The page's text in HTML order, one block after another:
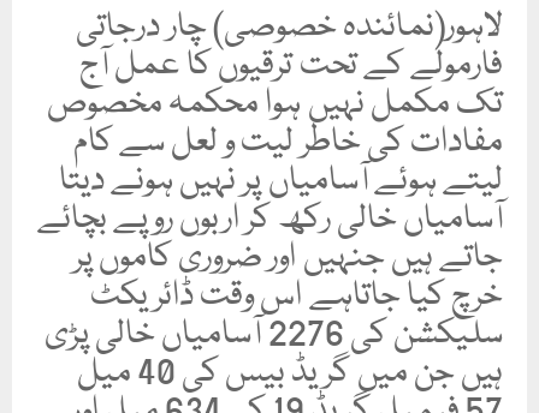
لاہور(نمائندہ خصوصی) چار درجاتی
فارمولے کے تحت ترقیوں کا عمل آج
تک مکمل نہیں ہوا محکمہ مخصوص
مفادات کی خاطر لیت و لعل سے کام
لیتے ہوئے آسامیاں پر نہیں ہونے دیتا
آسامیاں خالی رکھ کر اربوں روپے بچائے
جاتے ہیں جنہیں اور ضروری کاموں پر
خرچ کیا جاتاہے اس وقت ڈائریکٹ
سلیکشن کی 2276 آسامیاں خالی پڑی
ہیں جن میں گریڈ بیس کی 40 میل